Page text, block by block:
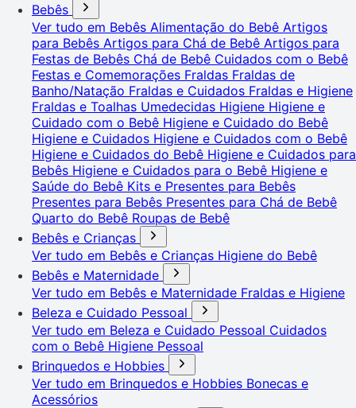
Bebês
Ver tudo em Bebês Alimentação do Bebê Artigos
para Bebês Artigos para Chá de Bebê Artigos para
Festas de Bebês Chá de Bebê Cuidados com o Bebê
Festas e Comemorações Fraldas Fraldas de
Banho/Natação Fraldas e Cuidados Fraldas e Higiene
Fraldas e Toalhas Umedecidas Higiene Higiene e
Cuidado com o Bebê Higiene e Cuidado do Bebê
Higiene e Cuidados Higiene e Cuidados com o Bebê
Higiene e Cuidados do Bebê Higiene e Cuidados para
Bebês Higiene e Cuidados para o Bebê Higiene e
Saúde do Bebê Kits e Presentes para Bebês
Presentes para Bebês Presentes para Chá de Bebê
Quarto do Bebê Roupas de Bebê
Bebês e Crianças
Ver tudo em Bebês e Crianças Higiene do Bebê
Bebês e Maternidade
Ver tudo em Bebês e Maternidade Fraldas e Higiene
Beleza e Cuidado Pessoal
Ver tudo em Beleza e Cuidado Pessoal Cuidados
com o Bebê Higiene Pessoal
Brinquedos e Hobbies
Ver tudo em Brinquedos e Hobbies Bonecas e
Acessórios